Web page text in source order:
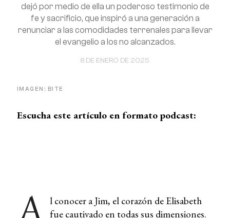
8 DE ENERO DE 2025
dejó por medio de ella un poderoso testimonio de
fe y sacrificio, que inspiró a una generación a
renunciar a las comodidades terrenales para llevar
el evangelio a los no alcanzados.
IMAGEN: BITE
Escucha este artículo en formato podcast:
l conocer a Jim, el corazón de Elisabeth
fue cautivado en todas sus dimensiones.